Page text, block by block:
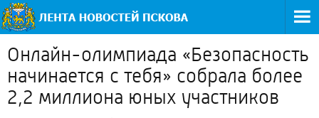
Онлайн-олимпиада «Безопасность
начинается с тебя» собрала более
2,2 миллиона юных участников